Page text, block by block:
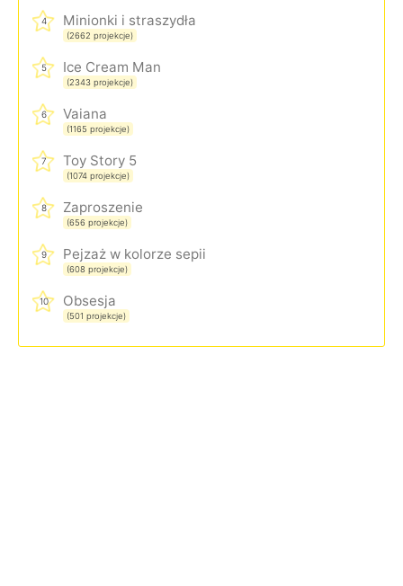
4 Minionki i straszydła
(2662 projekcje)
5 Ice Cream Man
(2343 projekcje)
6 Vaiana
(1165 projekcje)
7 Toy Story 5
(1074 projekcje)
8 Zaproszenie
(656 projekcje)
9 Pejzaż w kolorze sepii
(608 projekcje)
10 Obsesja
(501 projekcje)